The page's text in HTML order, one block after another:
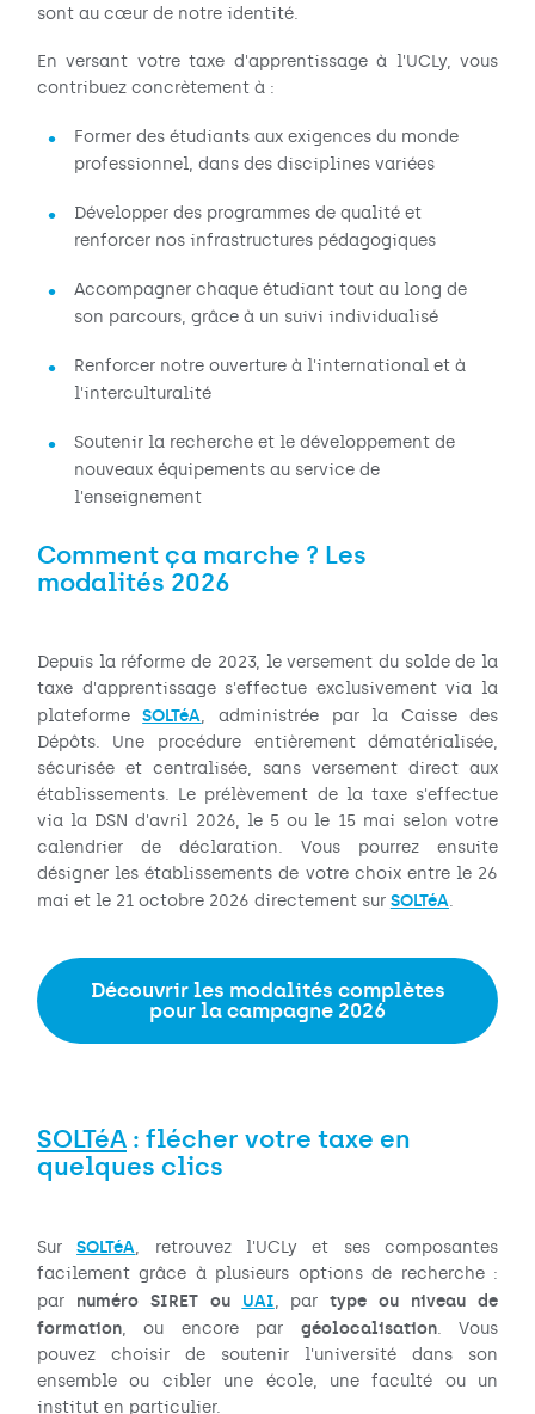
sont au cœur de notre identité.
En versant votre taxe d'apprentissage à l'UCLy, vous
contribuez concrètement à :
Former des étudiants aux exigences du monde
professionnel, dans des disciplines variées
Développer des programmes de qualité et
renforcer nos infrastructures pédagogiques
Accompagner chaque étudiant tout au long de
son parcours, grâce à un suivi individualisé
Renforcer notre ouverture à l'international et à
l'interculturalité
Soutenir la recherche et le développement de
nouveaux équipements au service de
l'enseignement
Comment ça marche ? Les
modalités 2026
Depuis la réforme de 2023, le versement du solde de la
taxe d'apprentissage s'effectue exclusivement via la
plateformeSOLTéA, administrée par la Caisse des
Dépôts. Une procédure entièrement dématérialisée,
sécurisée et centralisée, sans versement direct aux
établissements. Le prélèvement de la taxe s'effectue
via la DSN d'avril 2026, le 5 ou le 15 mai selon votre
calendrier de déclaration. Vous pourrez ensuite
désigner les établissements de votre choix entre le 26
mai et le 21 octobre 2026 directement sur SOLTéA.
Découvrir les modalités complètes
pour la campagne 2026
SOLTéA: flécher votre taxe en
quelques clics
SurSOLTéA, retrouvez l'UCLy et ses composantes
facilement grâce à plusieurs options de recherche :
par numéro SIRET ou UAI, partype ou niveau de
formation, ou encore par géolocalisation. Vous
pouvez choisir de soutenir l'université dans son
ensemble ou cibler une école, une faculté ou un
institut en particulier.